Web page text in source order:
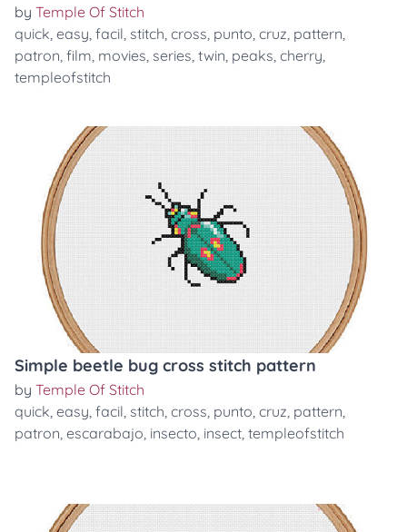
by Temple Of Stitch
quick, easy, facil, stitch, cross, punto, cruz, pattern,
patron, film, movies, series, twin, peaks, cherry,
templeofstitch
Simple beetle bug cross stitch pattern
by Temple Of Stitch
quick, easy, facil, stitch, cross, punto, cruz, pattern,
patron, escarabajo, insecto, insect, templeofstitch